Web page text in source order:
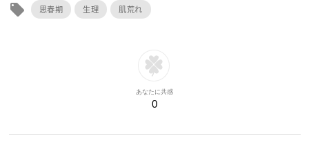
local_offer 思春期 生理 肌荒れ
あなたに共感
0